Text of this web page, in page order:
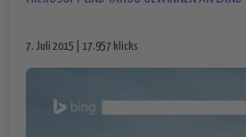
7. Juli 2015 | 17.957 klicks